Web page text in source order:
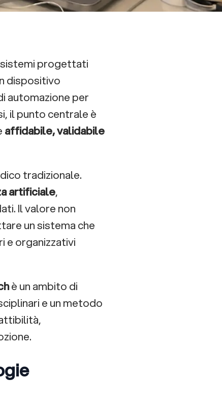
progettati
dispositivo
automazione per
il punto centrale è
affidabile, validabile
tradizionale.
artificiale,
Il valore non
un sistema che
e organizzativi
è un ambito di
e un metodo